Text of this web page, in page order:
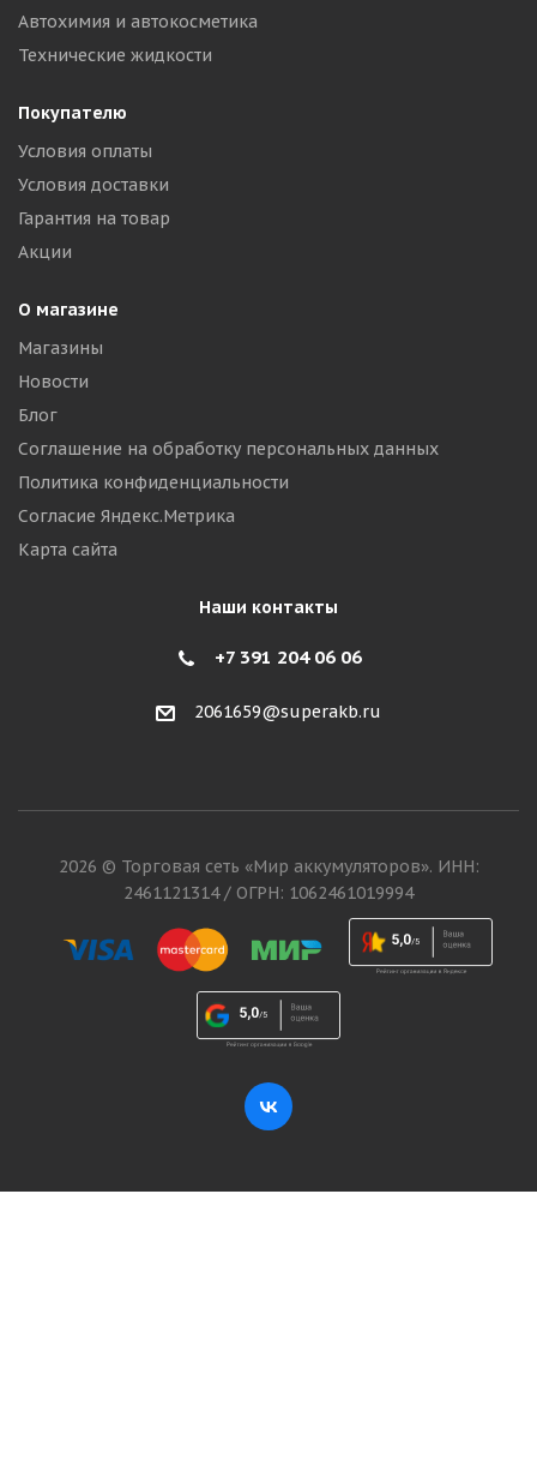
Автохимия и автокосметика
Технические жидкости
Покупателю
Условия оплаты
Условия доставки
Гарантия на товар
Акции
О магазине
Магазины
Новости
Блог
Соглашение на обработку персональных данных
Политика конфиденциальности
Согласие Яндекс.Метрика
Карта сайта
Наши контакты
+7 391 204 06 06
2061659@superakb.ru
2026 © Торговая сеть «Мир аккумуляторов». ИНН:
2461121314 / ОГРН: 1062461019994